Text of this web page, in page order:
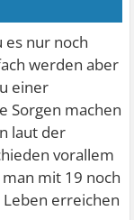
es nur noch
werden aber
einer
Sorgen machen
laut der
vorallem
mit 19 noch
erreichen